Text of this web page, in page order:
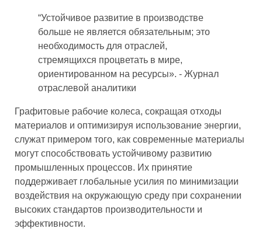
“Устойчивое развитие в производстве
больше не является обязательным; это
необходимость для отраслей,
стремящихся процветать в мире,
ориентированном на ресурсы». - Журнал
отраслевой аналитики
Графитовые рабочие колеса, сокращая отходы
материалов и оптимизируя использование энергии,
служат примером того, как современные материалы
могут способствовать устойчивому развитию
промышленных процессов. Их принятие
поддерживает глобальные усилия по минимизации
воздействия на окружающую среду при сохранении
высоких стандартов производительности и
эффективности.